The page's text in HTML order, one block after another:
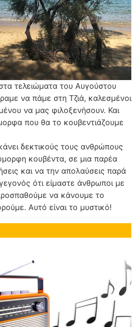
τελειώματα του Αυγούστου
να πάμε στη Τζιά, καλεσμένοι
να μας φιλοξενήσουν. Και
που θα το κουβεντιάζουμε
δεκτικούς τους ανθρώπους
κουβέντα, σε μια παρέα
και να την απολαύσεις παρά
ότι είμαστε άνθρωποι με
να κάνουμε το
Αυτό είναι το μυστικό!